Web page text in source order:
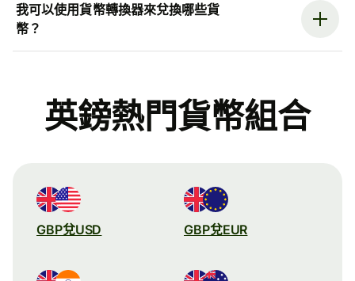
我可以使用貨幣轉換器來兌換哪些貨
幣？
英鎊熱門貨幣組合
GBP兌USD GBP兌EUR